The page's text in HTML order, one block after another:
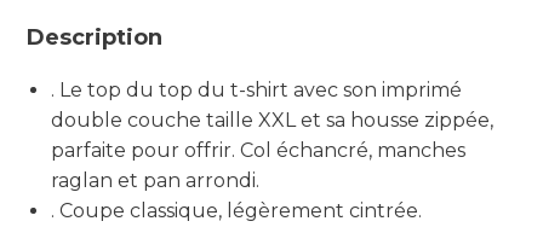
Description
. Le top du top du t-shirt avec son imprimé
double couche taille XXL et sa housse zippée,
parfaite pour offrir. Col échancré, manches
raglan et pan arrondi.
. Coupe classique, légèrement cintrée.